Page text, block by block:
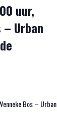
uur,
Urban
Bos – Urban